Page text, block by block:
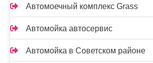
Автомоечный комплекс Grass
Автомойка автосервис
Автомойка в Советском районе